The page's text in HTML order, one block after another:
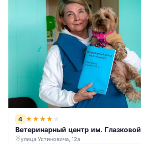
4 ★★★★ ★
Ветеринарный центр им. Глазковой
улица Устиновича, 12а